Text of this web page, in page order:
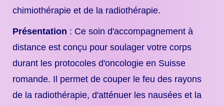
chimiothérapie et de la radiothérapie.
Présentation : Ce soin d'accompagnement à
distance est conçu pour soulager votre corps
durant les protocoles d'oncologie en Suisse
romande. Il permet de couper le feu des rayons
de la radiothérapie, d'atténuer les nausées et la